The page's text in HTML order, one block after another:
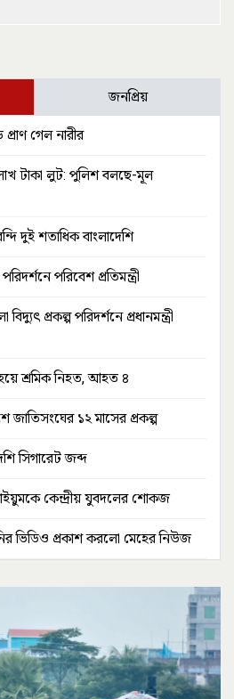
জনপ্রিয়
গেল নারীর
টাকা লুট: পুলিশ বলছে-মূল
দুই শতাধিক বাংলাদেশি
পরিবেশ প্রতিমন্ত্রী
প্রকল্প পরিদর্শনে প্রধানমন্ত্রী
হয়ে শ্রমিক নিহত, আহত ৪
জাতিসংঘের ১২ মাসের প্রকল্প
সিগারেট জব্দ
কেন্দ্রীয় যুবদলের শোকজ
ভিডিও প্রকাশ করলো মেহের নিউজ